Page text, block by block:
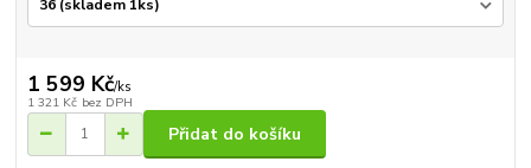
1 599 Kč/ks
1 321 Kč bez DPH
Přidat do košíku